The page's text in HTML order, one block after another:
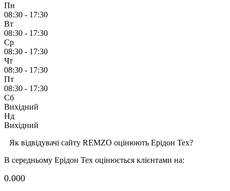
Пн
08:30 - 17:30
Вт
08:30 - 17:30
Ср
08:30 - 17:30
Чт
08:30 - 17:30
Пт
08:30 - 17:30
Сб
Вихідний
Нд
Вихідний
Як відвідувачі сайту REMZO оцінюють Ерідон Тех?
В середньому Ерідон Тех оцінюється клієнтами на:
0.000